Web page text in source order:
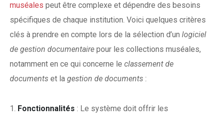
muséales peut être complexe et dépendre des besoins
spécifiques de chaque institution. Voici quelques critères
clés à prendre en compte lors de la sélection d’un logiciel
de gestion documentaire pour les collections muséales,
notamment en ce qui concerne le classement de
documents et la gestion de documents :
Fonctionnalités : Le système doit offrir les